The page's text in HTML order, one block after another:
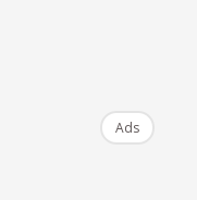
moden: kepimpinan
Ads